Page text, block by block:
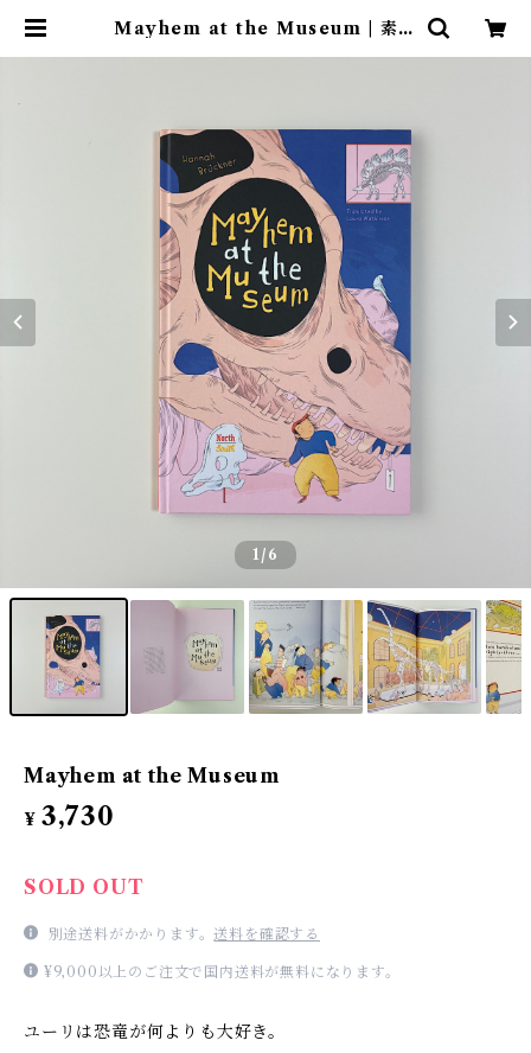
Mayhem at the Museum | 素敵
1/6
Mayhem at the Museum
¥ 3,730
SOLD OUT
別途送料がかかります。送料を確認する
¥9,000以上のご注文で国内送料が無料になります。
ユーリは恐竜が何よりも大好き。